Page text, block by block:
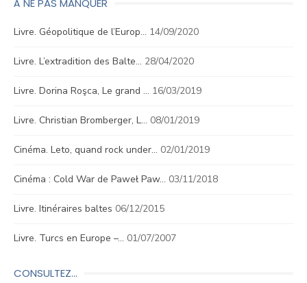
À NE PAS MANQUER
Livre. Géopolitique de l’Europ… 14/09/2020
Livre. L’extradition des Balte… 28/04/2020
Livre. Dorina Roşca, Le grand … 16/03/2019
Livre. Christian Bromberger, L… 08/01/2019
Cinéma. Leto, quand rock under… 02/01/2019
Cinéma : Cold War de Paweł Paw… 03/11/2018
Livre. Itinéraires baltes 06/12/2015
Livre. Turcs en Europe –… 01/07/2007
CONSULTEZ…